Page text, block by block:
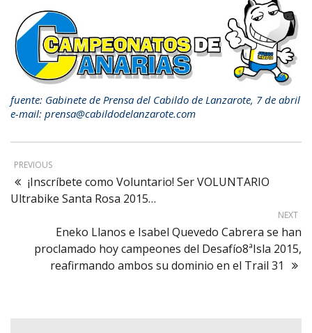
fuente: Gabinete de Prensa del Cabildo de Lanzarote, 7 de abril
e-mail: prensa@cabildodelanzarote.com
PREVIOUS
¡Inscríbete como Voluntario! Ser VOLUNTARIO
Ultrabike Santa Rosa 2015…
NEXT
Eneko Llanos e Isabel Quevedo Cabrera se han
proclamado hoy campeones del Desafío8ªIsla 2015,
reafirmando ambos su dominio en el Trail 31